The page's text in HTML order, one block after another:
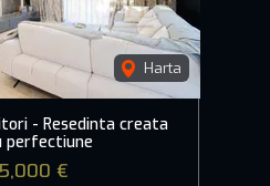
Harta
- Resedinta creata
perfectiune
€